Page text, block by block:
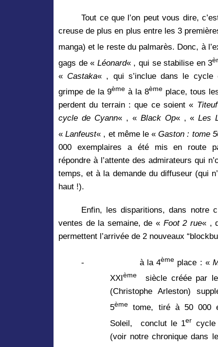
Tout ce que l’on peut vous dire,
creuse de plus en plus entre les 3
manga) et le reste du palmarès. Donc, à
gags de« Léonard« , qui se stabilise en 3
« Castaka« , qui s’inclue dans le
grimpe de la 9ème à la 8ème place, tous
perdent du terrain : que ce soient « Titeuf
cycle de Cyann« , « Black Op« ,«Les
«Lanfeust« , et même le «Gaston : tome
000 exemplaires a été mis en route
répondre à l’attente des admirateurs qui
temps, et à la demande du diffuseur (qui
haut !).
Enfin, les disparitions, dans notre
ventes de la semaine, de « Foot 2 rue« ,
permettent l’arrivée de 2 nouveaux
- à la 4ème place : «
XXIème
siècle créée par
(Christophe Arleston)
5ème
tome, tiré à 50 000
Soleil,
conclut le 1er cycle
(voir notre chronique dans